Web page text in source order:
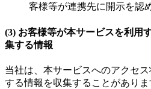
客様等が連携先に開示を認
(3) お客様等が本サービスを利用
集する情報
当社は、本サービスへのアクセ
する情報を収集することがあり